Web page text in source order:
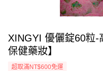
XINGYI 優儷錠60粒-
保健藥妝】
超取滿NT$600免運